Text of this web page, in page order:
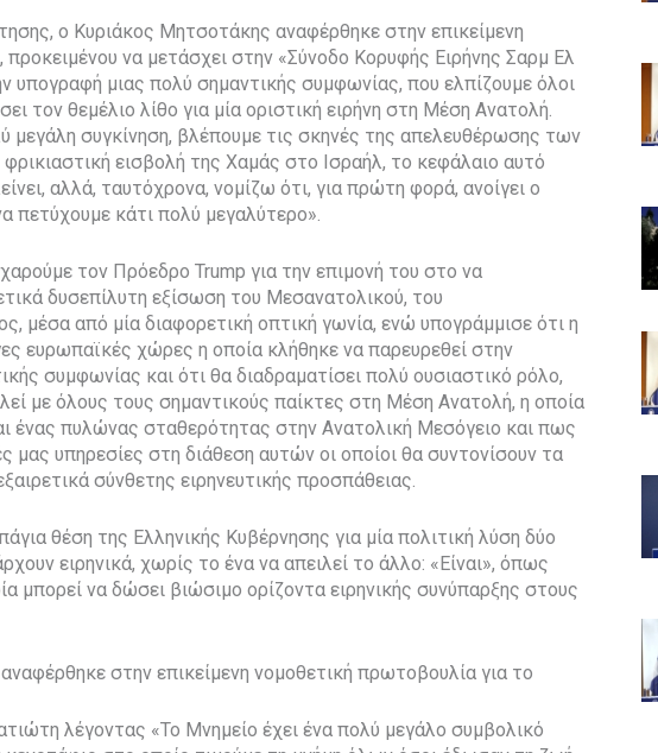
ο Κυριάκος Μητσοτάκης αναφέρθηκε στην επικείμενη
να μετάσχει στην «Σύνοδο Κορυφής Ειρήνης Σαρμ Ελ
υπογραφή μιας πολύ σημαντικής συμφωνίας, που ελπίζουμε όλοι
τον θεμέλιο λίθο για μία οριστική ειρήνη στη Μέση Ανατολή.
μεγάλη συγκίνηση, βλέπουμε τις σκηνές της απελευθέρωσης των
εισβολή της Χαμάς στο Ισραήλ, το κεφάλαιο αυτό
αλλά, ταυτόχρονα, νομίζω ότι, για πρώτη φορά, ανοίγει ο
πετύχουμε κάτι πολύ μεγαλύτερο».
τον Πρόεδρο Trump για την επιμονή του στο να
δυσεπίλυτη εξίσωση του Μεσανατολικού, του
μέσα από μία διαφορετική οπτική γωνία, ενώ υπογράμμισε ότι η
ευρωπαϊκές χώρες η οποία κλήθηκε να παρευρεθεί στην
συμφωνίας και ότι θα διαδραματίσει πολύ ουσιαστικό ρόλο,
με όλους τους σημαντικούς παίκτες στη Μέση Ανατολή, η οποία
ένας πυλώνας σταθερότητας στην Ανατολική Μεσόγειο και πως
μας υπηρεσίες στη διάθεση αυτών οι οποίοι θα συντονίσουν τα
σύνθετης ειρηνευτικής προσπάθειας.
θέση της Ελληνικής Κυβέρνησης για μία πολιτική λύση δύο
ειρηνικά, χωρίς το ένα να απειλεί το άλλο: «Είναι», όπως
μπορεί να δώσει βιώσιμο ορίζοντα ειρηνικής συνύπαρξης στους
στην επικείμενη νομοθετική πρωτοβουλία για το
λέγοντας «Το Μνημείο έχει ένα πολύ μεγάλο συμβολικό